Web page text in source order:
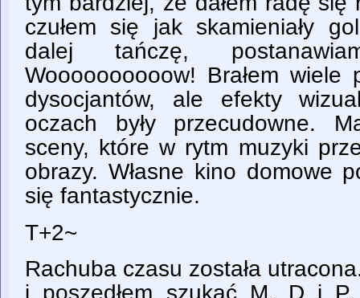
czułem się jak skamieniały
dalej tańczę,
Woooooooooow! Brałem wiele
dysocjantów, ale efekty
oczach były przecudowne.
sceny, które w rytm muzyki
obrazy. Własne kino domowe
się fantastycznie.
T+2~
Rachuba czasu została
i poszedłem szukać M, D i